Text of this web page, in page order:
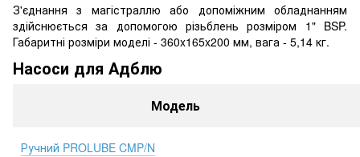
З'єднання з магістраллю або допоміжним обладнанням
здійснюється за допомогою різьблень розміром 1" BSP.
Габаритні розміри моделі - 360x165x200 мм, вага - 5,14 кг.
Насоси для Адблю
Модель
Ручний PROLUBE CMP/N